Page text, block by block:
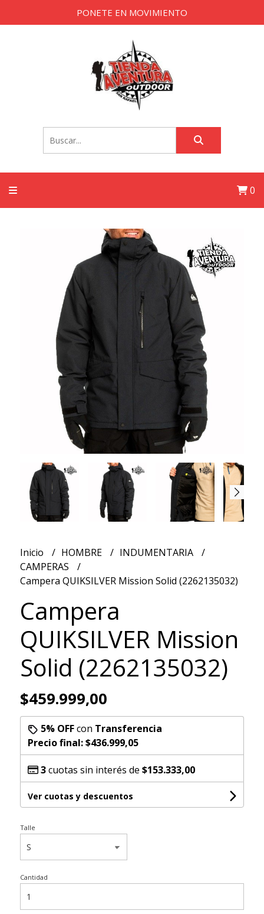
PONETE EN MOVIMIENTO
0
Inicio HOMBRE
INDUMENTARIA
CAMPERAS
Campera QUIKSILVER Mission Solid (2262135032)
Campera
QUIKSILVER Mission
Solid (2262135032)
$459.999,00
5% OFFcon Transferencia
Precio final:$436.999,05
3cuotas sin interés de $153.333,00
Ver cuotas y descuentos
Talle
Cantidad